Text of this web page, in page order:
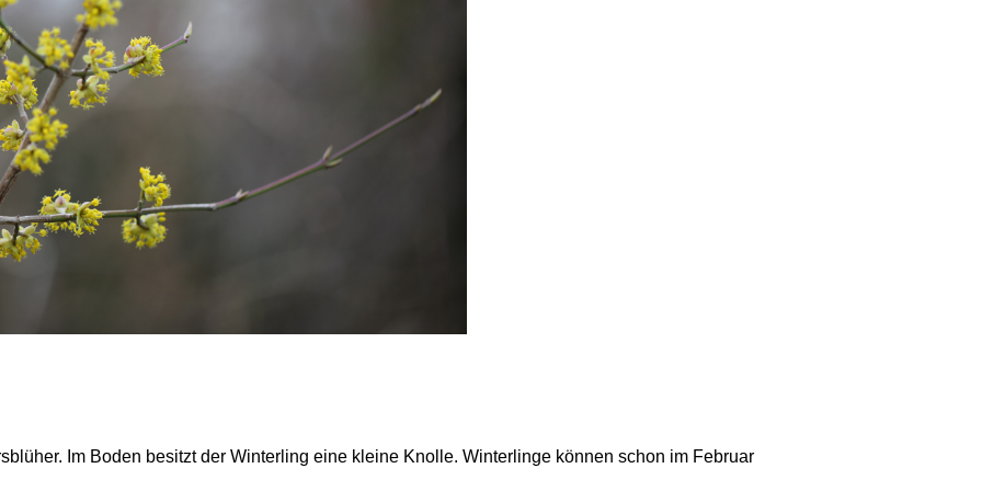
Im Boden besitzt der Winterling eine kleine Knolle. Winterlinge können schon im Februar